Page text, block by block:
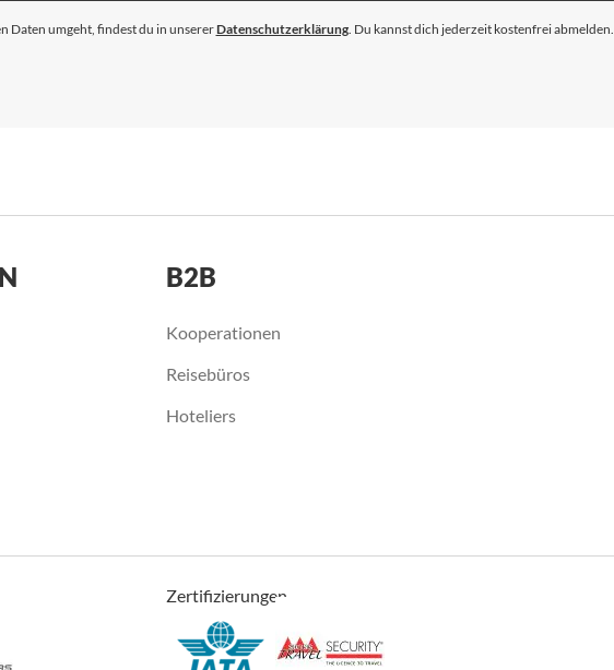
Newsletter
Daten umgeht, findest du in unsererDatenschutzerklärung. Du kannst dich jederzeit kostenfrei abmelden.
B2B
Kooperationen
Reisebüros
Hoteliers
Zertifizierungen